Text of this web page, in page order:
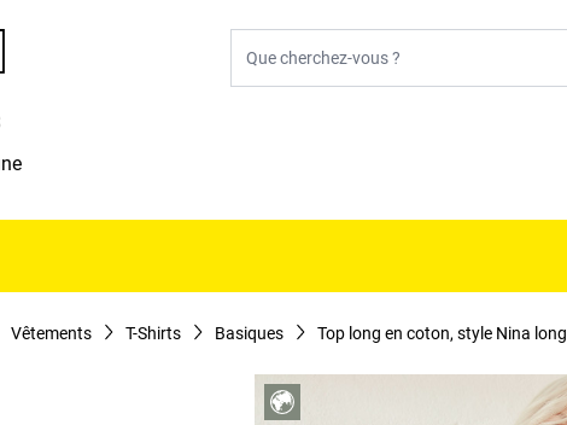
Vêtements T-Shirts Basiques Top long en coton, style Nina long